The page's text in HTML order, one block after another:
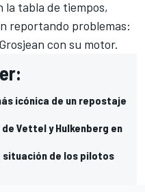
la tabla de tiempos,
reportando problemas:
con su motor.
icónica de un repostaje
Vettel y Hulkenberg en
situación de los pilotos